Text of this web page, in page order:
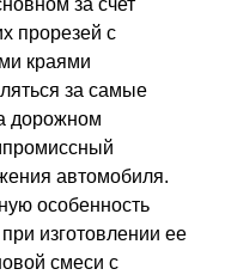
прорезей с
краями
за самые
дорожном
автомобиля.
особенность
изготовлении ее
смеси с